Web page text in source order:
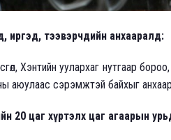
иргэд, тээвэрчдийн анхааралд:
Хэнтийн уулархаг нутгаар
аюулаас сэрэмжтэй байхыг
20 цаг хүртэлх цаг агаарын